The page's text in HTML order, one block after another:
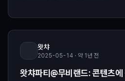
왓챠
2025-05-14 · 약 1년 전
왓챠파티@무비랜드: 콘텐츠에